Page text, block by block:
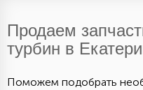
Продаем
турбин в
Поможем подобрать